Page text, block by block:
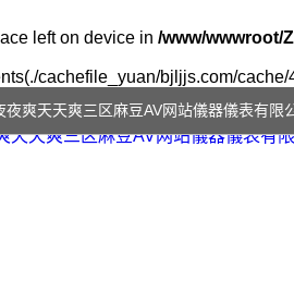
left on device in /www/wwwroot/
cachefile_yuan/bjljjs.com/
夜爽天天爽三区麻豆AV网站儀器儀表有限